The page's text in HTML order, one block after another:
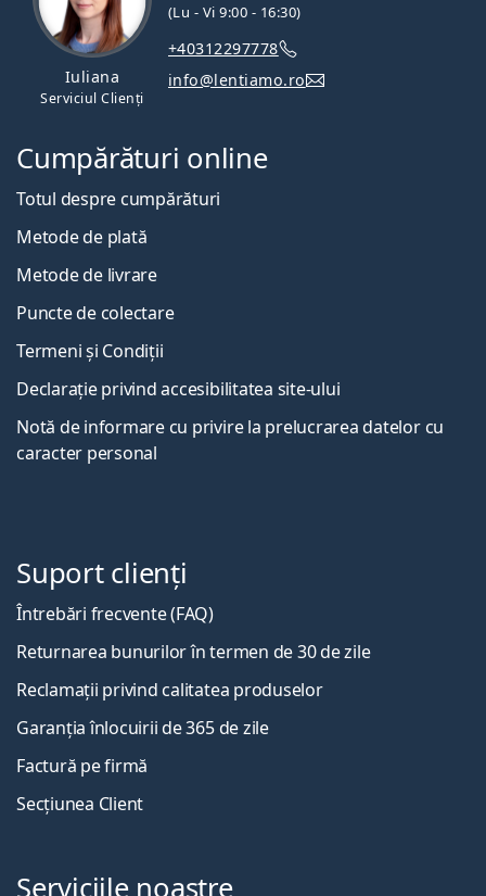
Iuliana
Serviciul Clienți
(Lu - Vi 9:00 - 16:30)
+40312297778
info@lentiamo.ro
Cumpărături online
Totul despre cumpărături
Metode de plată
Metode de livrare
Puncte de colectare
Termeni și Condiții
Declarație privind accesibilitatea site-ului
Notă de informare cu privire la prelucrarea datelor cu
caracter personal
Suport clienți
Întrebări frecvente (FAQ)
Returnarea bunurilor în termen de 30 de zile
Reclamații privind calitatea produselor
Garanția înlocuirii de 365 de zile
Factură pe firmă
Secțiunea Client
Serviciile noastre